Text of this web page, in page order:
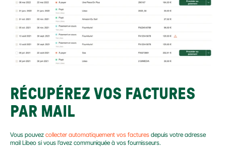
RÉCUPÉREZ VOS FACTURES
PAR MAIL
Vous pouvez collecter automatiquement vos factures depuis votre adresse
mail Libeo si vous l’avez communiquée à vos fournisseurs.